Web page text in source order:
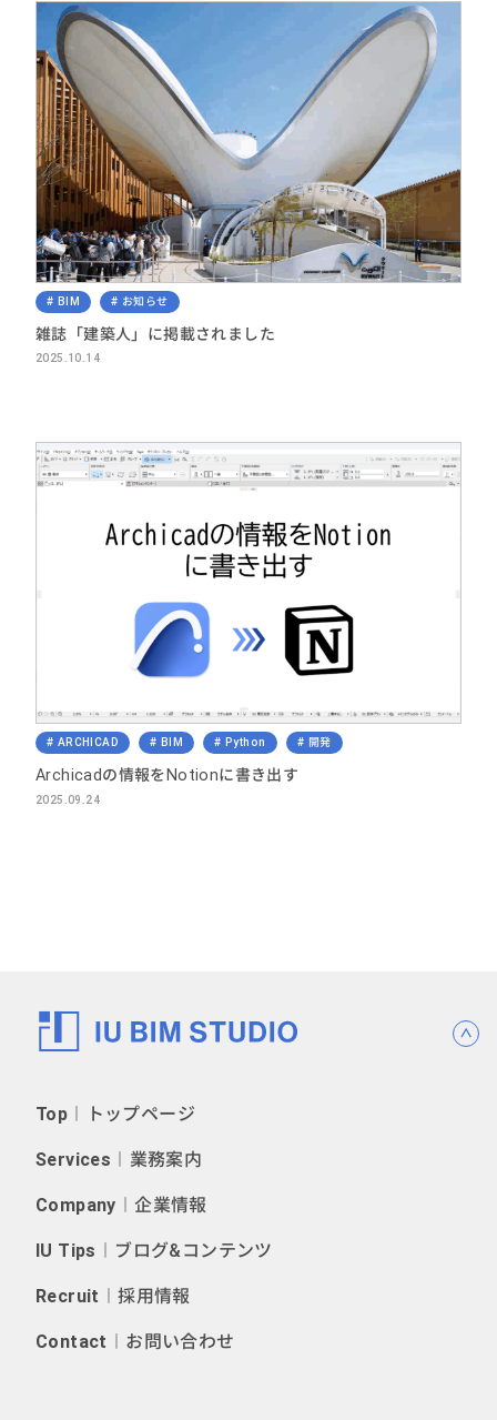
BIM お知らせ
雑誌「建築人」に掲載されました
2025.10.14
ARCHICAD BIM Python 開発
Archicadの情報をNotionに書き出す
2025.09.24
Top ︱トップページ
Services ︱業務案内
Company ︱企業情報
IU Tips ︱ブログ&コンテンツ
Recruit ︱採用情報
Contact ︱お問い合わせ